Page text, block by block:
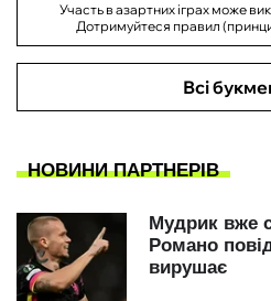
Участь в азартних іграх може
Дотримуйтеся правил
Всі